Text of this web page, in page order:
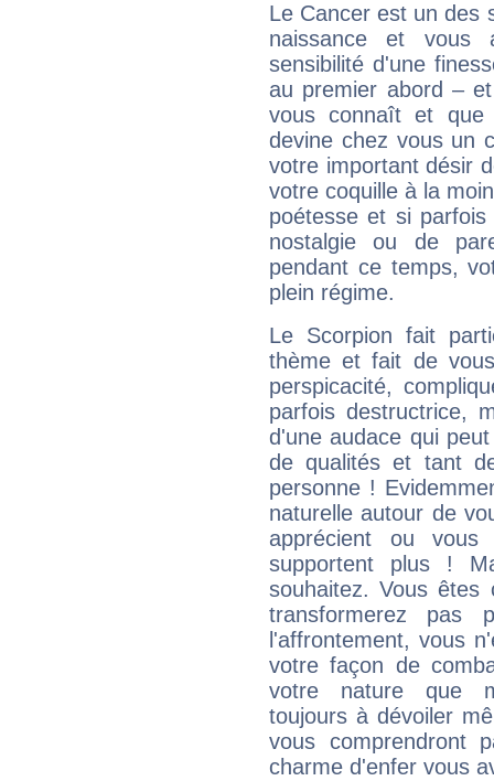
Le Cancer est un des
naissance et vous
sensibilité d'une
au premier abord –
vous connaît et
devine chez vous un
votre important désir
votre coquille à la
poétesse et si
nostalgie ou de
pendant ce temps,
plein régime.
Le Scorpion fait
thème et fait de
perspicacité,
parfois destructrice,
d'une audace qui
de qualités et tant
personne !
naturelle autour de
apprécient ou
supportent plus !
souhaitez. Vous
transformerez pas
l'affrontement, vous
votre façon de
votre nature que
toujours à dévoiler
vous comprendront
charme d'enfer vous